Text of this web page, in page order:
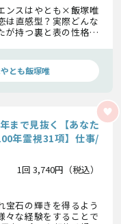
ンスはやとも×飯塚唯
は直感型？実際どんな
が持つ裏と表の性格も
とも飯塚唯
まで見抜く【あなた
年霊視31項】仕事/
1回 3,740円（税込）
宝石の輝きを得るよう
々な経験をすることで